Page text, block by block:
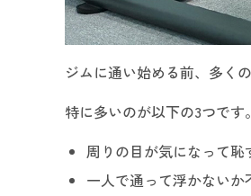
ジムに通い始める前、多く
特に多いのが以下の3つです。
周りの目が気になって恥
一人で通って浮かないか